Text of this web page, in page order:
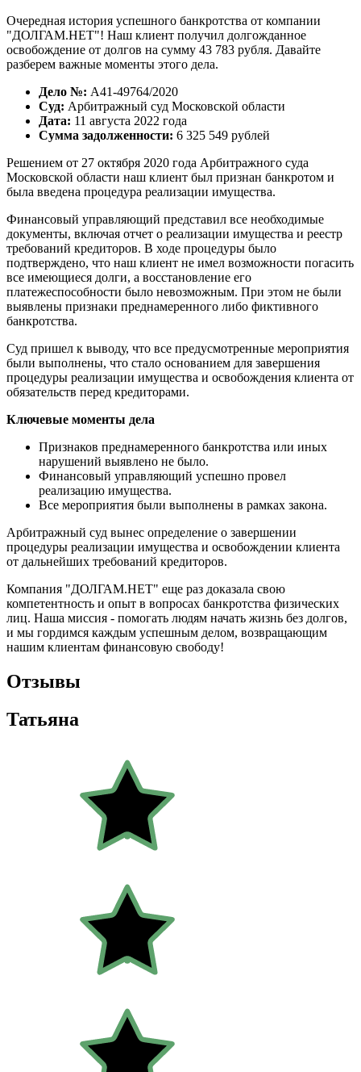
Очередная история успешного банкротства от компании
"ДОЛГАМ.НЕТ"! Наш клиент получил долгожданное
освобождение от долгов на сумму 43 783 рубля. Давайте
разберем важные моменты этого дела.
Дело №: А41-49764/2020
Суд: Арбитражный суд Московской области
Дата: 11 августа 2022 года
Сумма задолженности: 6 325 549 рублей
Решением от 27 октября 2020 года Арбитражного суда
Московской области наш клиент был признан банкротом и
была введена процедура реализации имущества.
Финансовый управляющий представил все необходимые
документы, включая отчет о реализации имущества и реестр
требований кредиторов. В ходе процедуры было
подтверждено, что наш клиент не имел возможности погасить
все имеющиеся долги, а восстановление его
платежеспособности было невозможным. При этом не были
выявлены признаки преднамеренного либо фиктивного
банкротства.
Суд пришел к выводу, что все предусмотренные мероприятия
были выполнены, что стало основанием для завершения
процедуры реализации имущества и освобождения клиента от
обязательств перед кредиторами.
Ключевые моменты дела
Признаков преднамеренного банкротства или иных
нарушений выявлено не было.
Финансовый управляющий успешно провел
реализацию имущества.
Все мероприятия были выполнены в рамках закона.
Арбитражный суд вынес определение о завершении
процедуры реализации имущества и освобождении клиента
от дальнейших требований кредиторов.
Компания "ДОЛГАМ.НЕТ" еще раз доказала свою
компетентность и опыт в вопросах банкротства физических
лиц. Наша миссия - помогать людям начать жизнь без долгов,
и мы гордимся каждым успешным делом, возвращающим
нашим клиентам финансовую свободу!
Отзывы
Татьяна